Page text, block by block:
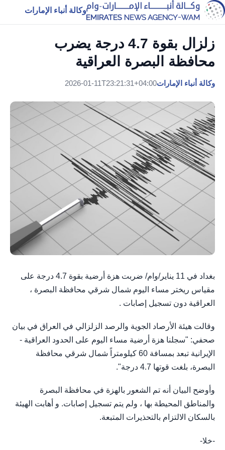
وكالة أنباء الإمارات
زلزال بقوة 4.7 درجة يضرب
محافظة البصرة العراقية
وكالة أنباء الإمارات2026-01-11T23:21:31+04:00
بغداد في 11 يناير/وام/ ضربت هزة أرضية بقوة 4.7 درجة على
مقياس ريختر مساء اليوم شمال شرقي محافظة البصرة ،
العراقية دون تسجيل إصابات .
وقالت هيئة الأرصاد الجوية والرصد الزلزالي في العراق في بيان
صحفي: "سجلنا هزة أرضية مساء اليوم على الحدود العراقية -
الإيرانية تبعد بمسافة 60 كيلومتراً شمال شرقي محافظة
البصرة، بلغت قوتها 4.7 درجة".
وأوضح البيان أنه تم الشعور بالهزة في محافظة البصرة
والمناطق المحيطة بها ، ولم يتم تسجيل إصابات. و أهابت الهيئة
بالسكان الالتزام بالتحذيرات المتبعة.
-خلا-